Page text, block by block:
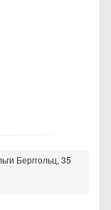
Берггольц, 35